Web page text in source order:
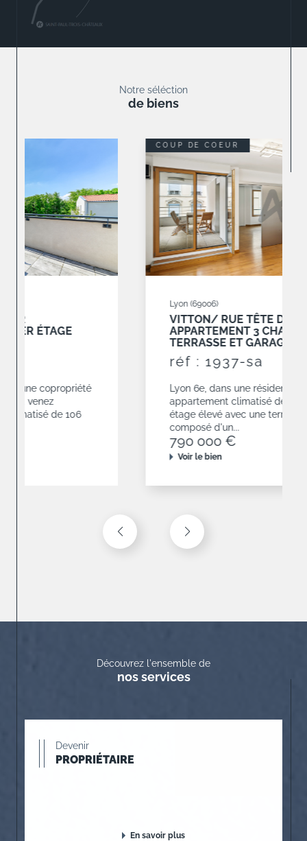
Notre séléction
de biens
VITTON/ RUE TÊTE D'OR
APPARTEMENT 3 CHAMBRES AVEC
TERRASSE ET GARAGES
Lyon 6e, dans une résidence de 2010,
appartement climatisé de 120,68 m² situé en
étage élevé avec une terrasse de 19 m². Il est
Découvrez l'ensemble de
nos services
Devenir
PROPRIÉTAIRE
En savoir plus